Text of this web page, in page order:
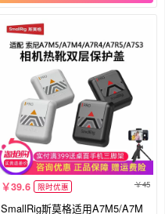
39.6 限时优惠 45
SmallRig斯莫格适用A7M5/A7M